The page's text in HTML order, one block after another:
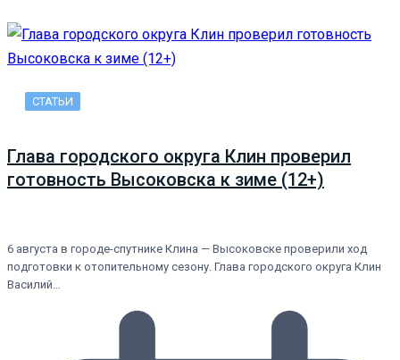
СТАТЬИ
Глава городского округа Клин проверил
готовность Высоковска к зиме (12+)
6 августа в городе-спутнике Клина — Высоковске проверили ход
подготовки к отопительному сезону. Глава городского округа Клин
Василий…